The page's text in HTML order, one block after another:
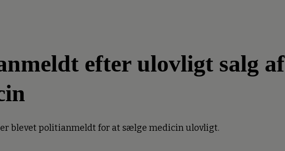
efter ulovligt salg af
blevet politianmeldt for at sælge medicin ulovligt.